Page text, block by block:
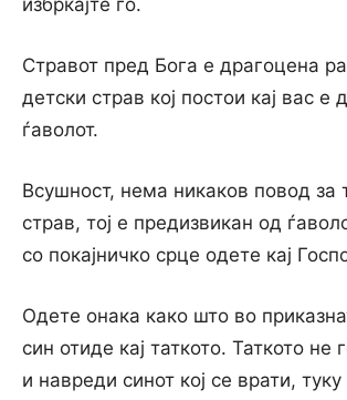
избркајте го.
Стравот пред Бога е драгоцена
детски страв кој постои кај вас е
ѓаволот.
Всушност, нема никаков повод за
страв, тој е предизвикан од
со покајничко срце одете кај
Одете онака како што во
син отиде кај таткото. Таткото не
и навреди синот кој се врати,